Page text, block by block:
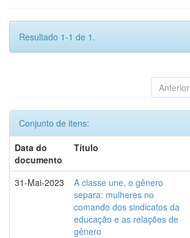
Resultado 1-1 de 1.
Anterior
Conjunto de itens:
Data do
documento
Título
31-Mai-2023
A classe une, o gênero
separa: mulheres no
comando dos sindicatos da
educação e as relações de
gênero